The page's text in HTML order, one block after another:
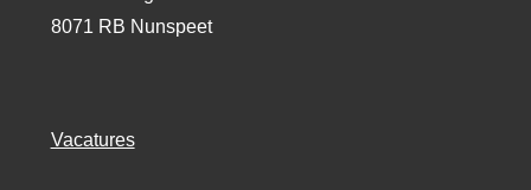
8071 RB Nunspeet
Vacatures